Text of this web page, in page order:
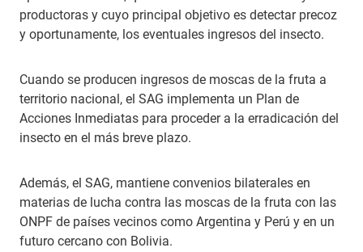
productoras y cuyo principal objetivo es detectar precoz
y oportunamente, los eventuales ingresos del insecto.
Cuando se producen ingresos de moscas de la fruta a
territorio nacional, el SAG implementa un Plan de
Acciones Inmediatas para proceder a la erradicación del
insecto en el más breve plazo.
Además, el SAG, mantiene convenios bilaterales en
materias de lucha contra las moscas de la fruta con las
ONPF de países vecinos como Argentina y Perú y en un
futuro cercano con Bolivia.